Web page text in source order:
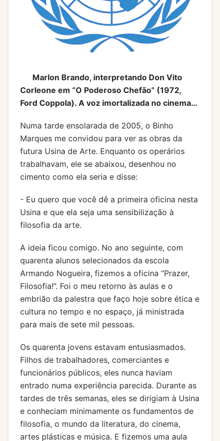
Marlon Brando, interpretando Don Vito
Corleone em “O Poderoso Chefão” (1972,
Ford Coppola). A voz imortalizada no cinema…
Numa tarde ensolarada de 2005, o Binho
Marques me convidou para ver as obras da
futura Usina de Arte. Enquanto os operários
trabalhavam, ele se abaixou, desenhou no
cimento como ela seria e disse:
- Eu quero que você dê a primeira oficina nesta
Usina e que ela seja uma sensibilização à
filosofia da arte.
A ideia ficou comigo. No ano seguinte, com
quarenta alunos selecionados da escola
Armando Nogueira, fizemos a oficina “Prazer,
Filosofia!”. Foi o meu retorno às aulas e o
embrião da palestra que faço hoje sobre ética e
cultura no tempo e no espaço, já ministrada
para mais de sete mil pessoas.
Os quarenta jovens estavam entusiasmados.
Filhos de trabalhadores, comerciantes e
funcionários públicos, eles nunca haviam
entrado numa experiência parecida. Durante as
tardes de três semanas, eles se dirigiam à Usina
e conheciam minimamente os fundamentos de
filosofia, o mundo da literatura, do cinema,
artes plásticas e música. E fizemos uma aula